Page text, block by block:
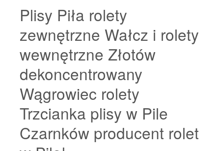
Plisy Piła rolety
zewnętrzne Wałcz i rolety
wewnętrzne Złotów
dekoncentrowany
Wągrowiec rolety
Trzcianka plisy w Pile
Czarnków producent rolet